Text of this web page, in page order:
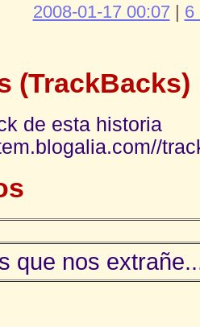
2008-01-17 00:07 | 6
(TrackBacks)
de esta historia
que nos